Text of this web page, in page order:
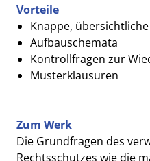
Vorteile
Knappe,
Aufbauschemata
Kontrollfragen zur
Musterklausuren
Zum Werk
Die Grundfragen des
Rechtsschutzes wie die